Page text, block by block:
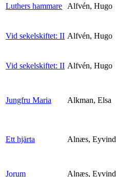
Luthers hammare Alfvén, Hugo
Vid sekelskiftet: II Alfvén, Hugo
Vid sekelskiftet: II Alfvén, Hugo
Jungfru Maria Alkman, Elsa
Ett hjärta Alnæs, Eyvind
Jorum Alnæs, Eyvind